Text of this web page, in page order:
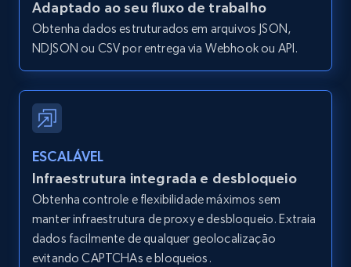
and more.
12K+ 1.3K+ Comece grátis
Zillow properties listing information -
Search by parameters on zillow and use the
Zpid, City, State, HomeStatus, Address,
IsCurrentSignedInAgentResponsible, Bedrooms,
and more.
Adaptado ao seu fluxo de trabalho
Obtenha dados estruturados em arquivos JSON,
NDJSON ou CSV por entrega via Webhook ou API.
ESCALÁVEL
Infraestrutura integrada e desbloqueio
Obtenha controle e flexibilidade máximos sem
manter infraestrutura de proxy e desbloqueio. Extraia
dados facilmente de qualquer geolocalização
evitando CAPTCHAs e bloqueios.